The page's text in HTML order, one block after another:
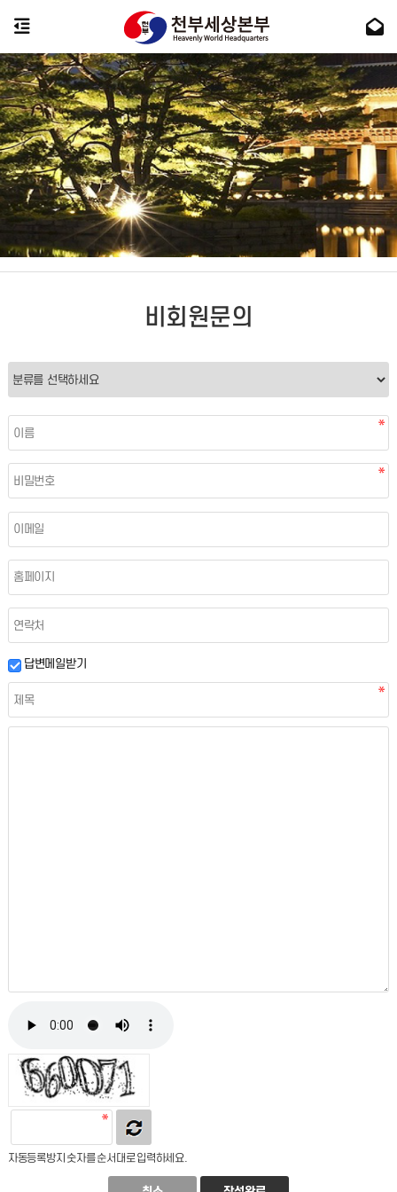
비회원문의
답변메일받기
자동등록방지 숫자를 순서대로 입력하세요.